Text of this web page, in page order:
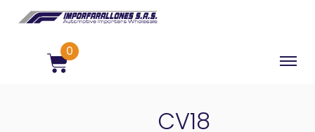
0
CV18